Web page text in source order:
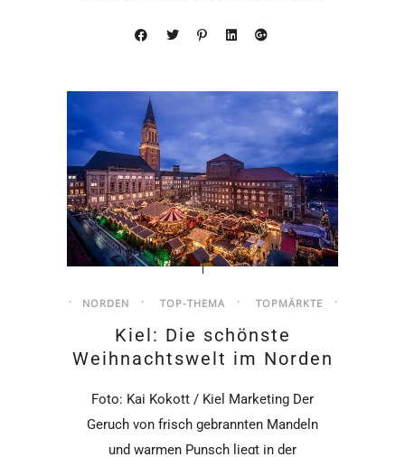
NORDEN TOP-THEMA TOPMÄRKTE
Kiel: Die schönste
Weihnachtswelt im Norden
Foto: Kai Kokott / Kiel Marketing Der
Geruch von frisch gebrannten Mandeln
und warmen Punsch liegt in der